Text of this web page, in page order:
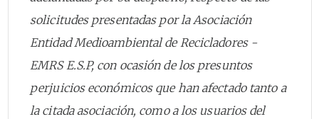
solicitudes presentadas por la Asociación
Entidad Medioambiental de Recicladores -
EMRS E.S.P, con ocasión de los presuntos
perjuicios económicos que han afectado tanto a
la citada asociación, como a los usuarios del